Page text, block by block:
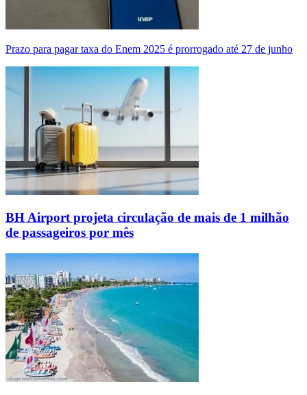
Prazo para pagar taxa do Enem 2025 é prorrogado até 27 de junho
BH Airport projeta circulação de mais de 1 milhão
de passageiros por mês